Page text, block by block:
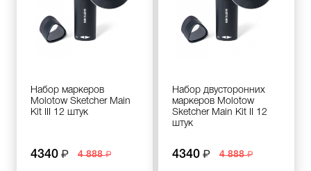
Набор маркеров
Molotow Sketcher Main
Kit III 12 штук
4340 4 888
Набор двусторонних
маркеров Molotow
Sketcher Main Kit II 12
штук
4340 4 888